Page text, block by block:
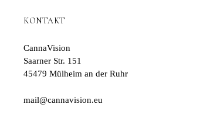
KONTAKT
CannaVision
Saarner Str. 151
45479 Mülheim an der Ruhr
mail@cannavision.eu